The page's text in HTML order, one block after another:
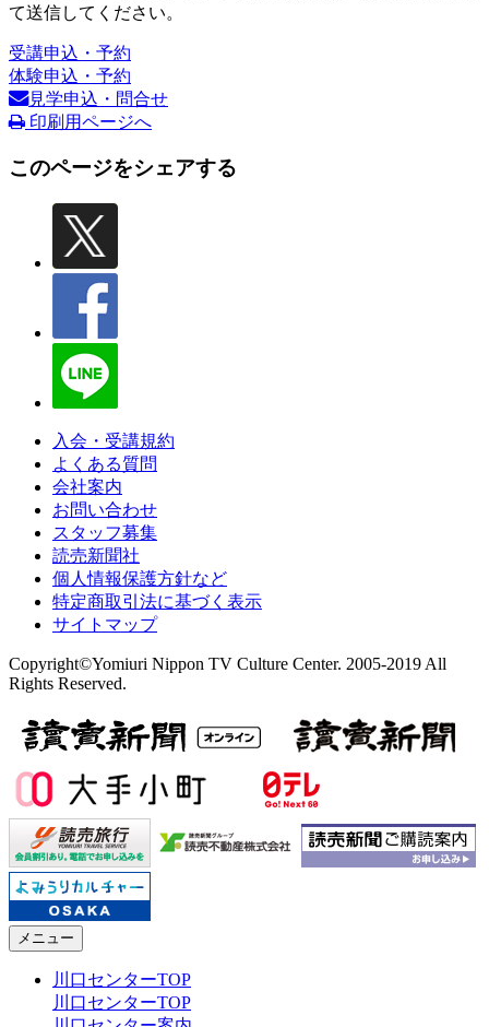
て送信してください。
受講申込・予約
体験申込・予約
見学申込・問合せ
印刷用ページへ
このページをシェアする
入会・受講規約
よくある質問
会社案内
お問い合わせ
スタッフ募集
読売新聞社
個人情報保護方針など
特定商取引法に基づく表示
サイトマップ
Copyright©Yomiuri Nippon TV Culture Center. 2005-2019 All
Rights Reserved.
メニュー
川口センターTOP
川口センターTOP